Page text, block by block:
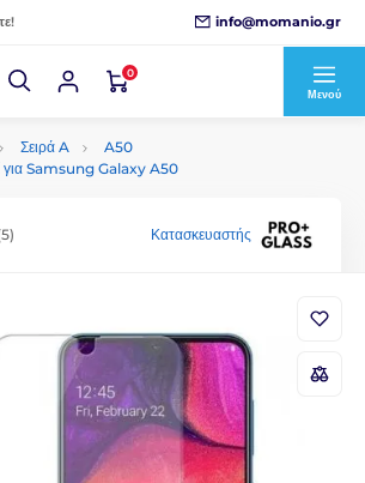
info@momanio.gr
0
Μενού
Σειρά A
A50
για Samsung Galaxy A50
Κατασκευαστής